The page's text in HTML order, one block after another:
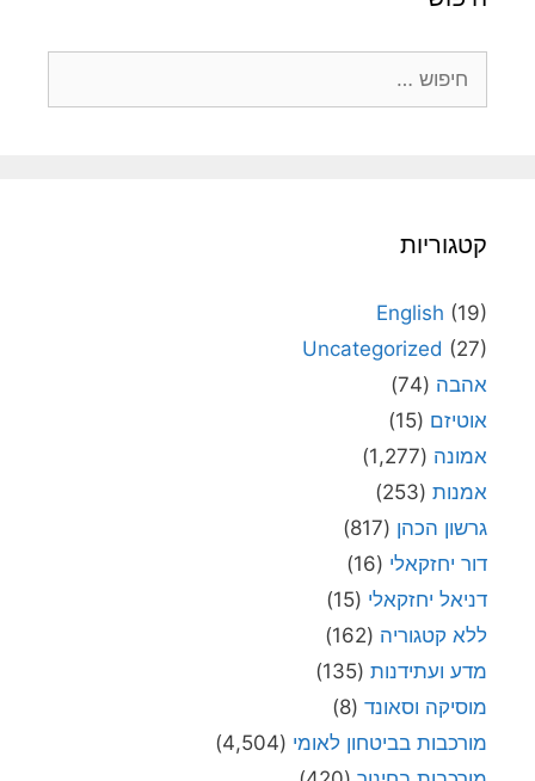
קטגוריות
English (19)
Uncategorized (27)
אהבה (74)
אוטיזם (15)
אמונה (1,277)
אמנות (253)
גרשון הכהן (817)
דור יחזקאלי (16)
דניאל יחזקאלי (15)
ללא קטגוריה (162)
מדע ועתידנות (135)
מוסיקה וסאונד (8)
מורכבות בביטחון לאומי (4,504)